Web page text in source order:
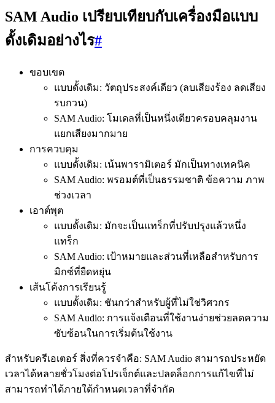
SAM Audio เปรียบเทียบกับเครื่องมือแบบ
ดั้งเดิมอย่างไร#
ขอบเขต
แบบดั้งเดิม: วัตถุประสงค์เดียว (ลบเสียงร้อง ลดเสียง
รบกวน)
SAM Audio: โมเดลที่เป็นหนึ่งเดียวครอบคลุมงาน
แยกเสียงมากมาย
การควบคุม
แบบดั้งเดิม: เน้นพารามิเตอร์ มักเป็นทางเทคนิค
SAM Audio: พรอมต์ที่เป็นธรรมชาติ ข้อความ ภาพ
ช่วงเวลา
เอาต์พุต
แบบดั้งเดิม: มักจะเป็นแทร็กที่ปรับปรุงแล้วหนึ่ง
แทร็ก
SAM Audio: เป้าหมายและส่วนที่เหลือสำหรับการ
มิกซ์ที่ยืดหยุ่น
เส้นโค้งการเรียนรู้
แบบดั้งเดิม: ชันกว่าสำหรับผู้ที่ไม่ใช่วิศวกร
SAM Audio: การแจ้งเตือนที่ใช้งานง่ายช่วยลดความ
ซับซ้อนในการเริ่มต้นใช้งาน
สำหรับครีเอเตอร์ สิ่งที่ควรจำคือ: SAM Audio สามารถประหยัด
เวลาได้หลายชั่วโมงต่อโปรเจ็กต์และปลดล็อกการแก้ไขที่ไม่
สามารถทำได้ภายใต้กำหนดเวลาที่จำกัด